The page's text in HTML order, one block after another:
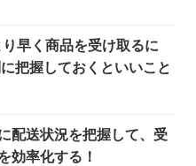
早く商品を受け取るに
把握しておくといいこと
配送状況を把握して、受
効率化する！